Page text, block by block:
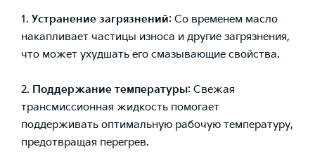
1. Устранение загрязнений: Со временем масло
накапливает частицы износа и другие загрязнения,
что может ухудшать его смазывающие свойства.
2. Поддержание температуры: Свежая
трансмиссионная жидкость помогает
поддерживать оптимальную рабочую температуру,
предотвращая перегрев.